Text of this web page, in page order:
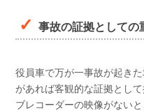
事故の証拠としての
役員車で万が一事故が起き
があれば客観的な証拠とし
ブレコーダーの映像がないと